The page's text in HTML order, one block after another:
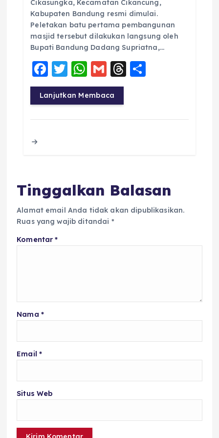
Cikasungka, Kecamatan Cikancung,
Kabupaten Bandung resmi dimulai.
Peletakan batu pertama pembangunan
masjid tersebut dilakukan langsung oleh
Bupati Bandung Dadang Supriatna,…
F
a
c
e
T
w
it
te
W
h
a
ts
G
m
ai
l
T
a re
Lanjutkan Membaca
Tinggalkan Balasan
Alamat email Anda tidak akan dipublikasikan.
Ruas yang wajib ditandai *
Komentar*
Nama *
Email *
Situs Web